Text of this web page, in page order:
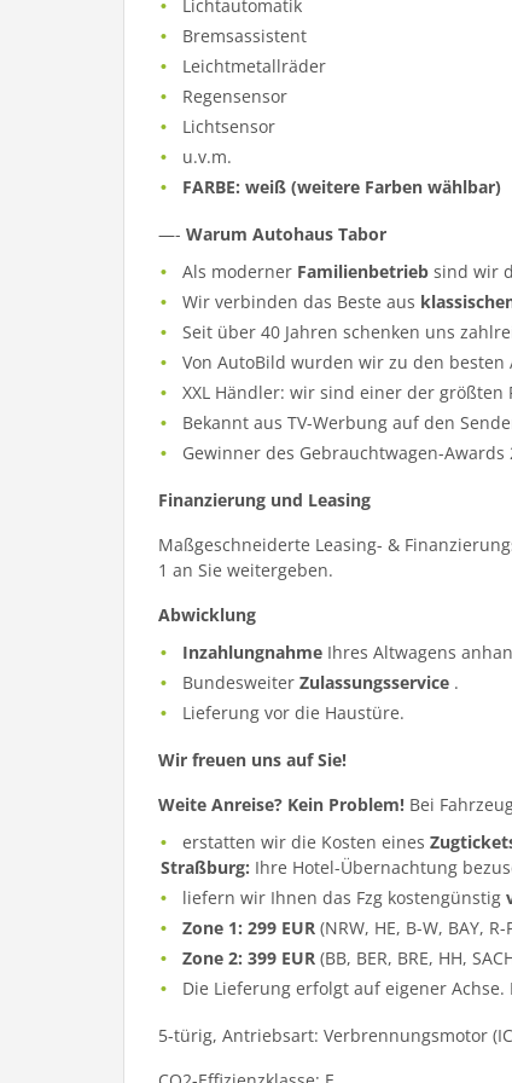
Lichtautomatik
Bremsassistent
Leichtmetallräder
Regensensor
Lichtsensor
u.v.m.
FARBE: weiß (weitere Farben wählbar)
—- Warum Autohaus Tabor
Als moderner Familienbetrieb sind wir
Wir verbinden das Beste aus
Seit über 40 Jahren schenken uns
Von AutoBild wurden wir zu den
XXL Händler: wir sind einer der
Bekannt aus TV-Werbung auf den
Gewinner des Gebrauchtwagen-Awards
Finanzierung und Leasing
Maßgeschneiderte Leasing- &
1 an Sie weitergeben.
Abwicklung
Inzahlungnahme Ihres Altwagens
BundesweiterZulassungsservice .
Lieferung vor die Haustüre.
Wir freuen uns auf Sie!
Weite Anreise? Kein Problem! Bei
erstatten wir die Kosten eines
Straßburg: Ihre Hotel-Übernachtung
liefern wir Ihnen das Fzg kostengünstig
Zone 1: 299 EUR (NRW, HE, B-W, BAY, R-
Zone 2: 399 EUR (BB, BER, BRE, HH,
Die Lieferung erfolgt auf eigener
5-türig, Antriebsart: Verbrennungsmotor